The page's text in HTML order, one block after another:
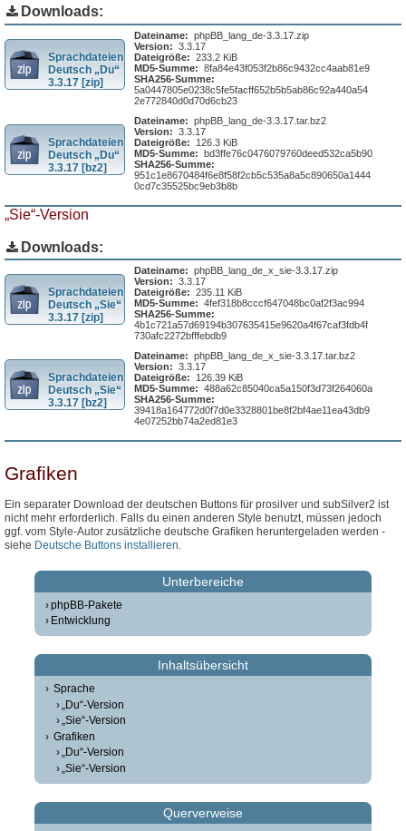
Downloads:
Sprachdateien
Deutsch „Du“
3.3.17 [zip]
Dateiname: phpBB_lang_de-3.3.17.zip
Version: 3.3.17
Dateigröße: 233.2 KiB
MD5-Summe: 8fa84e43f053f2b86c9432cc4aab81e9
SHA256-Summe:
5a0447805e0238c5fe5facff652b5b5ab86c92a440a54
2e772840d0d70d6cb23
Sprachdateien
Deutsch „Du“
3.3.17 [bz2]
Dateiname: phpBB_lang_de-3.3.17.tar.bz2
Version: 3.3.17
Dateigröße:
126.3 KiB
MD5-Summe: bd3ffe76c0476079760deed532ca5b90
SHA256-Summe:
951c1e8670484f6e8f58f2cb5c535a8a5c890650a1444
0cd7c35525bc9eb3b8b
„Sie“-Version
Downloads:
Sprachdateien
Deutsch „Sie“
3.3.17 [zip]
Dateiname: phpBB_lang_de_x_sie-3.3.17.zip
Version: 3.3.17
Dateigröße: 235.11 KiB
MD5-Summe: 4fef318b8cccf647048bc0af2f3ac994
SHA256-Summe:
4b1c721a57d69194b307635415e9620a4f67caf3fdb4f
730afc2272bfffebdb9
Sprachdateien
Deutsch „Sie“
3.3.17 [bz2]
Dateiname: phpBB_lang_de_x_sie-3.3.17.tar.bz2
Version: 3.3.17
Dateigröße:
126.39 KiB
MD5-Summe: 488a62c85040ca5a150f3d73f264060a
SHA256-Summe:
39418a164772d0f7d0e3328801be8f2bf4ae11ea43db9
4e07252bb74a2ed81e3
Grafiken
Ein separater Download der deutschen Buttons für prosilver und subSilver2 ist
nicht mehr erforderlich. Falls du einen anderen Style benutzt, müssen jedoch
ggf. vom Style-Autor zusätzliche deutsche Grafiken heruntergeladen werden -
siehe Deutsche Buttons installieren.
Unterbereiche
phpBB-Pakete
Entwicklung
Inhaltsübersicht
Sprache
„Du“-Version
„Sie“-Version
Grafiken
„Du“-Version
„Sie“-Version
Querverweise